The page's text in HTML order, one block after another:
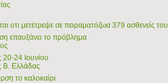
οτι μετέτρεψε σε πειραματόζωα 379 ασθενείς του
επαυξάνει το πρόβλημα
24 Ιουνίου
Β. Ελλάδας
το καλοκαίρι